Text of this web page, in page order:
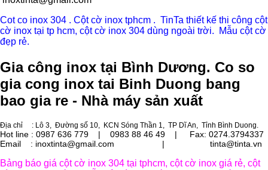
Cot co inox 304 . Cột cờ inox tphcm . TinTa thiết kế thi công cột
cờ inox tại tp hcm, cột cờ inox 304 dùng ngoài trời. Mẫu cột cờ
đẹp rẻ.
Gia công inox tại Bình Dương. Co so
gia cong inox tai Binh Duong bang
bao gia re - Nhà máy sản xuất
Địa chỉ : Lô 3, Đường số 10, KCN Sóng Thần 1, TP Dĩ An, Tỉnh Bình Duong.
Hot line : 0987 636 779 | 0983 88 46 49 |
Fax: 0274.3794337
Email : inoxtinta@gmail.com | tinta@tinta.vn
Bảng báo giá cột cờ inox 304 tại tphcm, cột cờ inox giá rẻ, cột